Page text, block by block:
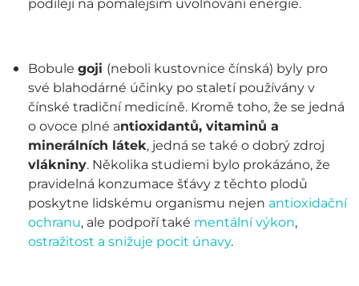
podílejí na pomalejším uvolňování energie.
Bobule goji (neboli kustovnice čínská) byly pro
své blahodárné účinky po staletí používány v
čínské tradiční medicíně. Kromě toho, že se jedná
o ovoce plné antioxidantů, vitaminů a
minerálních látek, jedná se také o dobrý zdroj
vlákniny. Několika studiemi bylo prokázáno, že
pravidelná konzumace šťávy z těchto plodů
poskytne lidskému organismu nejen antioxidační
ochranu, ale podpoří také mentální výkon,
ostražitost a snižuje pocit únavy.